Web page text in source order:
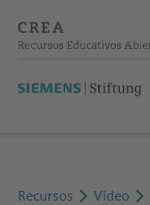
Recursos Video